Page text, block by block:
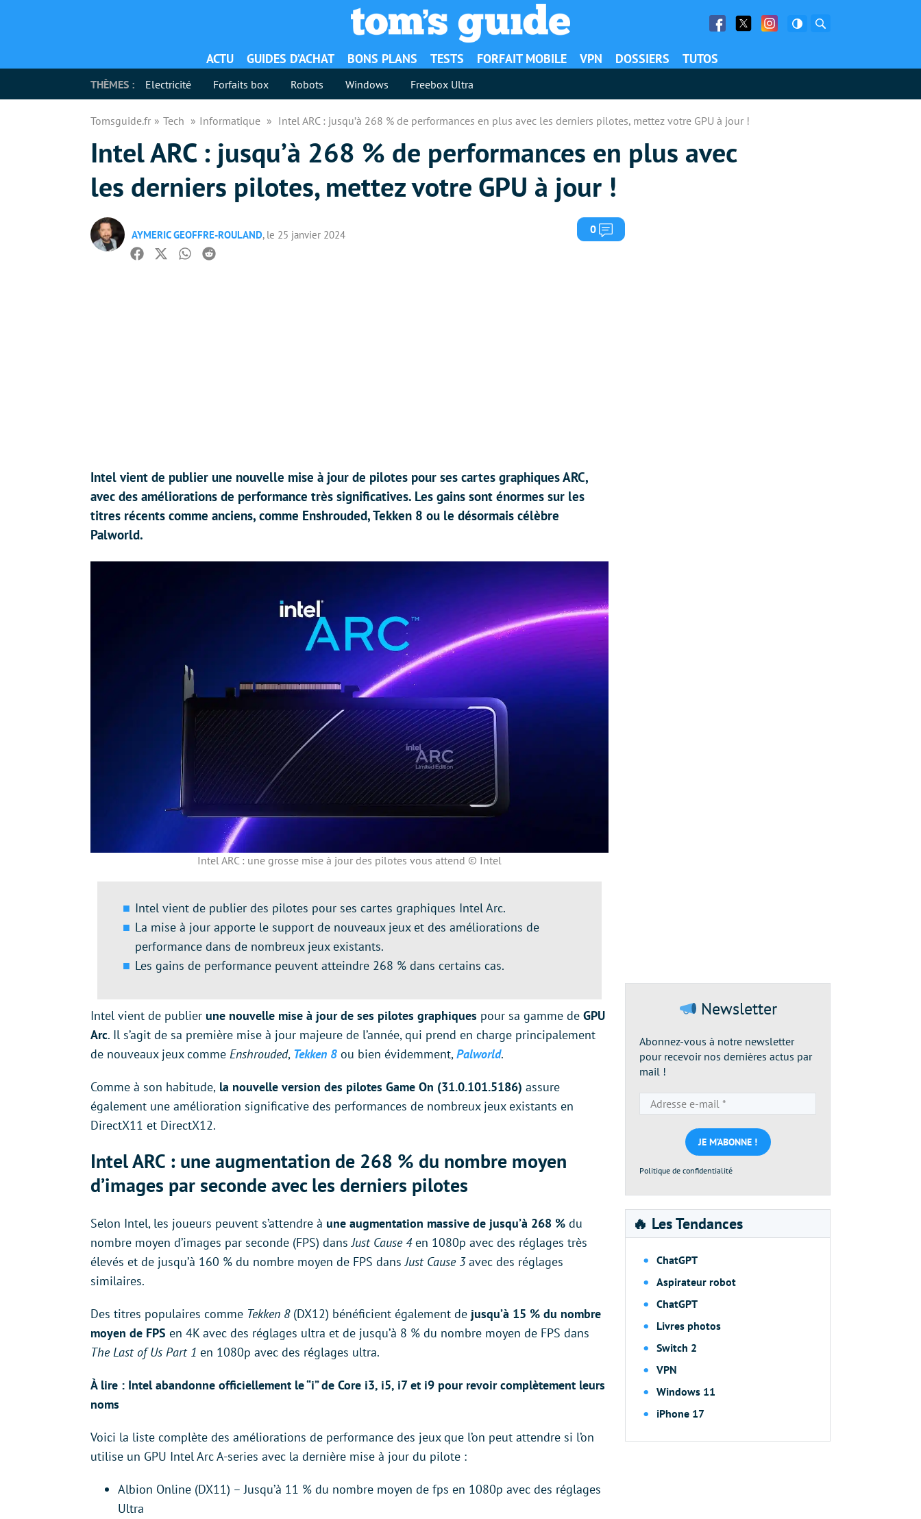
Facebook
Twitter Facebook
ACTU GUIDES D’ACHAT BONS PLANS TESTS FORFAIT MOBILE VPN DOSSIERS TUTOS
THÈMES : Electricité Forfaits box Robots Windows Freebox Ultra
Tomsguide.fr Tech Informatique Intel ARC : jusqu’à 268 % de performances en plus avec les derniers pilotes, mettez votre GPU à jour !
Intel ARC : jusqu’à 268 % de performances en plus avec
les derniers pilotes, mettez votre GPU à jour !
AYMERIC GEOFFRE-ROULAND, le 25 janvier 2024 0 Commentaires
Facebook
TwitterWhatsapp
Reddit
Intel vient de publier une nouvelle mise à jour de pilotes pour ses cartes graphiques ARC,
avec des améliorations de performance très significatives. Les gains sont énormes sur les
titres récents comme anciens, comme Enshrouded, Tekken 8 ou le désormais célèbre
Palworld.
Intel ARC : une grosse mise à jour des pilotes vous attend © Intel
Intel vient de publier des pilotes pour ses cartes graphiques Intel Arc.
La mise à jour apporte le support de nouveaux jeux et des améliorations de
performance dans de nombreux jeux existants.
Les gains de performance peuvent atteindre 268 % dans certains cas.
Intel vient de publier une nouvelle mise à jour de ses pilotes graphiques pour sa gamme de GPU
Arc. Il s’agit de sa première mise à jour majeure de l’année, qui prend en charge principalement
de nouveaux jeux comme Enshrouded, Tekken 8 ou bien évidemment,Palworld.
Comme à son habitude, la nouvelle version des pilotes Game On (31.0.101.5186) assure
également une amélioration significative des performances de nombreux jeux existants en
DirectX11 et DirectX12.
Intel ARC : une augmentation de 268 % du nombre moyen
d’images par seconde avec les derniers pilotes
Selon Intel, les joueurs peuvent s’attendre à une augmentation massive de jusqu’à 268 % du
nombre moyen d’images par seconde (FPS) dansJust Cause 4en 1080p avec des réglages très
élevés et de jusqu’à 160 % du nombre moyen de FPS dansJust Cause 3avec des réglages
similaires.
Des titres populaires comme Tekken 8(DX12) bénéficient également de jusqu’à 15 % du nombre
moyen de FPS en 4K avec des réglages ultra et de jusqu’à 8 % du nombre moyen de FPS dans
The Last of Us Part 1 en 1080p avec des réglages ultra.
À lire : Intel abandonne officiellement le “i” de Core i3, i5, i7 et i9 pour revoir complètement leurs
noms
Voici la liste complète des améliorations de performance des jeux que l’on peut attendre si l’on
utilise un GPU Intel Arc A-series avec la dernière mise à jour du pilote :
Albion Online (DX11) – Jusqu’à 11 % du nombre moyen de fps en 1080p avec des réglages
Ultra
Newsletter
Abonnez-vous à notre newsletter
pour recevoir nos dernières actus par
mail !
e-
mail
*
Politique de confidentialité
🔥 Les Tendances
ChatGPT
Aspirateur robot
ChatGPT
Livres photos
Switch 2
VPN
Windows 11
iPhone 17